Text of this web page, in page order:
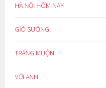
HÀ NỘI HÔM NAY
GIÓ SUÔNG
TRĂNG MUỘN
VỚI ANH